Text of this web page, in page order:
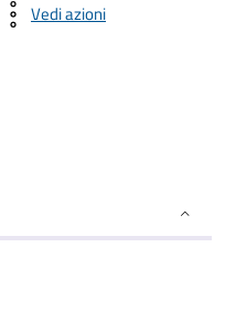
Vedi azioni